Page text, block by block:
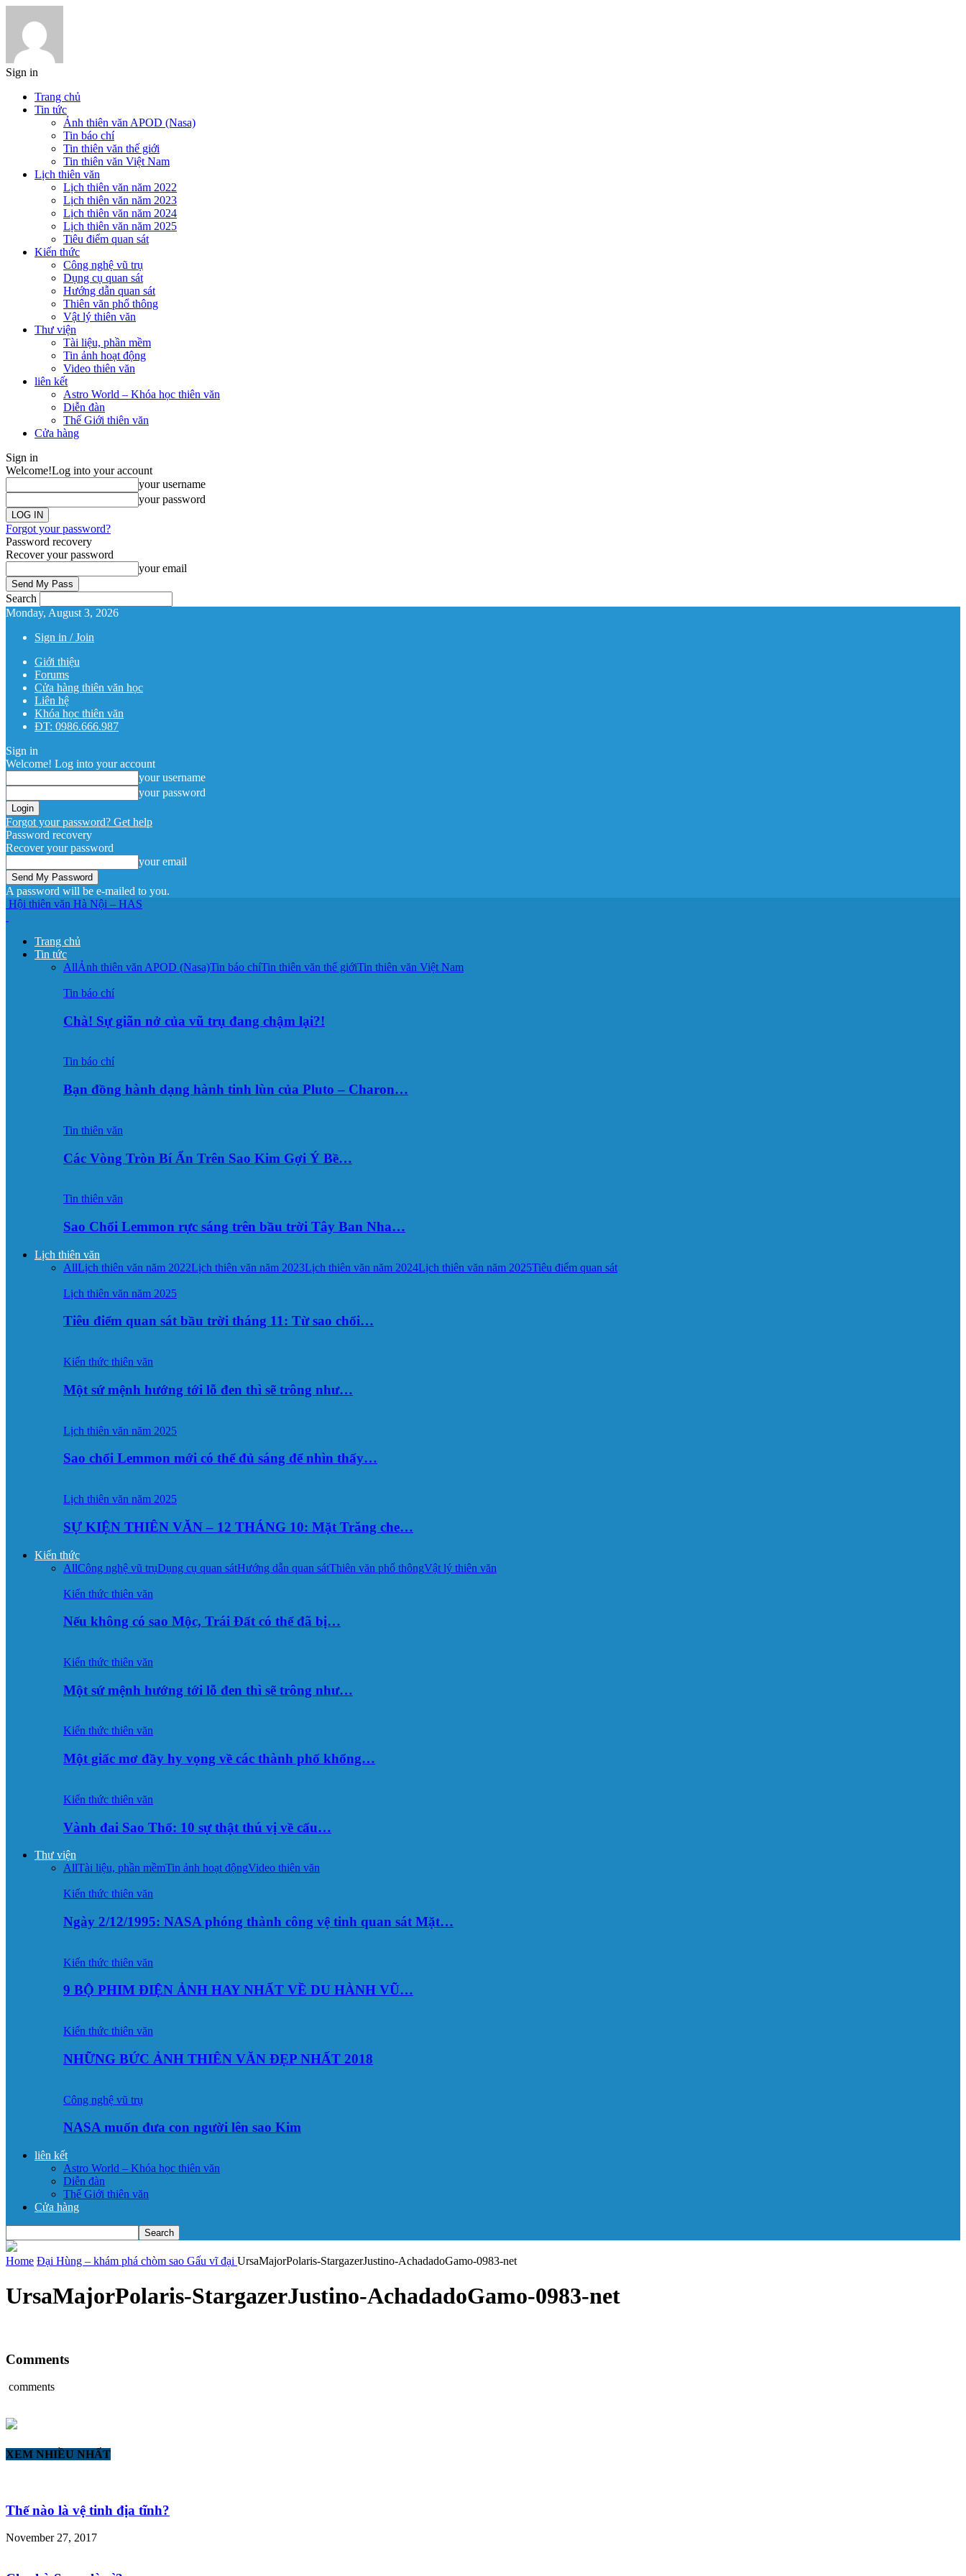
Sign in
Trang chủ
Tin tức
Ảnh thiên văn APOD (Nasa)
Tin báo chí
Tin thiên văn thế giới
Tin thiên văn Việt Nam
Lịch thiên văn
Lịch thiên văn năm 2022
Lịch thiên văn năm 2023
Lịch thiên văn năm 2024
Lịch thiên văn năm 2025
Tiêu điểm quan sát
Kiến thức
Công nghệ vũ trụ
Dụng cụ quan sát
Hướng dẫn quan sát
Thiên văn phổ thông
Vật lý thiên văn
Thư viện
Tài liệu, phần mềm
Tin ảnh hoạt động
Video thiên văn
liên kết
Astro World – Khóa học thiên văn
Diễn đàn
Thế Giới thiên văn
Cửa hàng
Sign in
Welcome!Log into your account
your username
your password
Forgot your password?
Password recovery
Recover your password
your email
Search
Monday, August 3, 2026
Sign in / Join
Giới thiệu
Forums
Cửa hàng thiên văn học
Liên hệ
Khóa học thiên văn
ĐT: 0986.666.987
Sign in
Welcome! Log into your account
your username
your password
Forgot your password? Get help
Password recovery
Recover your password
your email
A password will be e-mailed to you.
Hội thiên văn Hà Nội – HAS
Trang chủ
Tin tức
AllẢnh thiên văn APOD (Nasa)Tin báo chíTin thiên văn thế giớiTin thiên văn Việt Nam
Tin báo chí
Chà! Sự giãn nở của vũ trụ đang chậm lại?!
Tin báo chí
Bạn đồng hành dạng hành tinh lùn của Pluto – Charon…
Tin thiên văn
Các Vòng Tròn Bí Ẩn Trên Sao Kim Gợi Ý Bề…
Tin thiên văn
Sao Chổi Lemmon rực sáng trên bầu trời Tây Ban Nha…
Lịch thiên văn
AllLịch thiên văn năm 2022Lịch thiên văn năm 2023Lịch thiên văn năm 2024Lịch thiên văn năm 2025Tiêu điểm quan sát
Lịch thiên văn năm 2025
Tiêu điểm quan sát bầu trời tháng 11: Từ sao chổi…
Kiến thức thiên văn
Một sứ mệnh hướng tới lỗ đen thì sẽ trông như…
Lịch thiên văn năm 2025
Sao chổi Lemmon mới có thể đủ sáng để nhìn thấy…
Lịch thiên văn năm 2025
SỰ KIỆN THIÊN VĂN – 12 THÁNG 10: Mặt Trăng che…
Kiến thức
AllCông nghệ vũ trụDụng cụ quan sátHướng dẫn quan sátThiên văn phổ thôngVật lý thiên văn
Kiến thức thiên văn
Nếu không có sao Mộc, Trái Đất có thể đã bị…
Kiến thức thiên văn
Một sứ mệnh hướng tới lỗ đen thì sẽ trông như…
Kiến thức thiên văn
Một giấc mơ đầy hy vọng về các thành phố khổng…
Kiến thức thiên văn
Vành đai Sao Thổ: 10 sự thật thú vị về cấu…
Thư viện
AllTài liệu, phần mềmTin ảnh hoạt độngVideo thiên văn
Kiến thức thiên văn
Ngày 2/12/1995: NASA phóng thành công vệ tinh quan sát Mặt…
Kiến thức thiên văn
9 BỘ PHIM ĐIỆN ẢNH HAY NHẤT VỀ DU HÀNH VŨ…
Kiến thức thiên văn
NHỮNG BỨC ẢNH THIÊN VĂN ĐẸP NHẤT 2018
Công nghệ vũ trụ
NASA muốn đưa con người lên sao Kim
liên kết
Astro World – Khóa học thiên văn
Diễn đàn
Thế Giới thiên văn
Cửa hàng
Home Đại Hùng – khám phá chòm sao Gấu vĩ đại UrsaMajorPolaris-StargazerJustino-AchadadoGamo-0983-net
UrsaMajorPolaris-StargazerJustino-AchadadoGamo-0983-net
Comments
comments
XEM NHIỀU NHẤT
Thế nào là vệ tinh địa tĩnh?
November 27, 2017